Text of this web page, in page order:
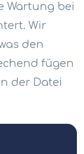
Wartung bei
Wir
den
fügen
der Datei